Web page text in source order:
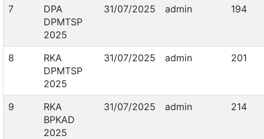
7
DPA
DPMTSP
2025
31/07/2025 admin 194
8
RKA
DPMTSP
2025
31/07/2025 admin 201
9
RKA
BPKAD
2025
31/07/2025 admin 214